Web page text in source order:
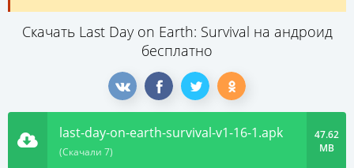
Скачать Last Day on Earth: Survival на андроид
бесплатно
last-day-on-earth-survival-v1-16-1.apk
(Скачали 7)
47.62
MB